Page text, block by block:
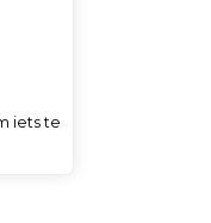
iets te